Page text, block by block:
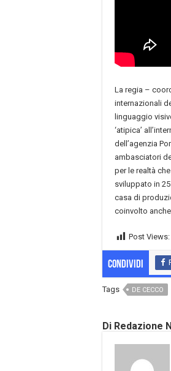
La regia –
internazionali
linguaggio
‘atipica’
dell’agenzia
ambasciatori
per le realtà
sviluppato in
casa di
coinvolto
Post Views:
Condividi
Tags DE CECCO
Di Redazione